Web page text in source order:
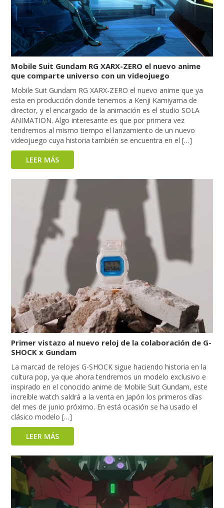
Mobile Suit Gundam RG XARX-ZERO el nuevo anime
que comparte universo con un videojuego
Mobile Suit Gundam RG XARX-ZERO el nuevo anime que ya
esta en producción donde tenemos a Kenji Kamiyama de
director, y el encargado de la animación es el studio SOLA
ANIMATION. Algo interesante es que por primera vez
tendremos al mismo tiempo el lanzamiento de un nuevo
videojuego cuya historia también se encuentra en el […]
LEER MÁS
Primer vistazo al nuevo reloj de la colaboración de G-
SHOCK x Gundam
La marcad de relojes G-SHOCK sigue haciendo historia en la
cultura pop, ya que ahora tendremos un modelo exclusivo e
inspirado en el conocido anime de Mobile Suit Gundam, este
increíble watch saldrá a la venta en Japón los primeros días
del mes de junio próximo. En está ocasión se ha usado el
clásico modelo […]
LEER MÁS